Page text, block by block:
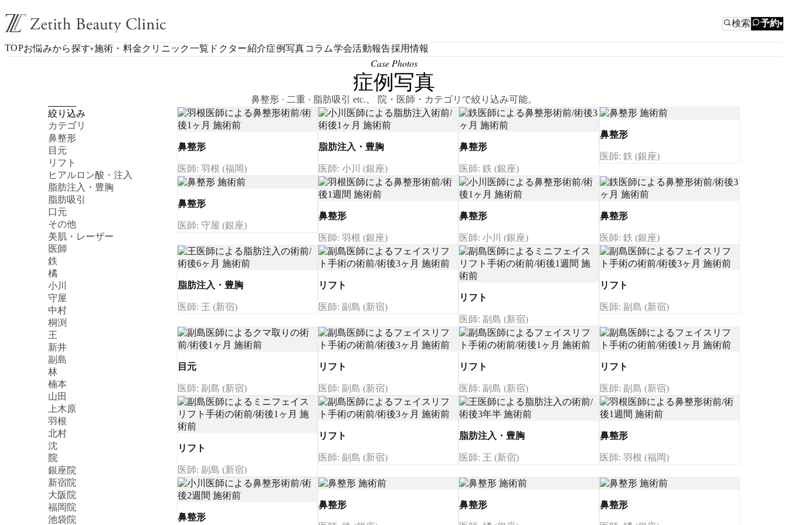
検索 予約▾
TOPお悩みから探す▾施術・料金クリニック一覧 ドクター紹介症例写真コラム学会活動報告採用情報
Case Photos
症例写真
鼻整形 · 二重 · 脂肪吸引 etc.、 院・医師・カテゴリで絞り込み可能。
絞り込み
カテゴリ
鼻整形
目元
リフト
ヒアルロン酸・注入
脂肪注入・豊胸
脂肪吸引
口元
その他
美肌・レーザー
医師
鉄
橘
小川
守屋
中村
桐渕
王
新井
副島
林
楠本
山田
上木原
羽根
北村
沈
院
銀座院
新宿院
大阪院
福岡院
池袋院
鼻整形
医師: 羽根 (福岡)
脂肪注入・豊胸
医師: 小川 (銀座)
鼻整形
医師: 鉄 (銀座)
鼻整形
医師: 鉄 (銀座)
鼻整形
医師: 守屋 (銀座)
鼻整形
医師: 羽根 (銀座)
鼻整形
医師: 小川 (銀座)
鼻整形
医師: 鉄 (銀座)
脂肪注入・豊胸
医師: 王 (新宿)
リフト
医師: 副島 (新宿)
リフト
医師: 副島 (新宿)
リフト
医師: 副島 (新宿)
目元
医師: 副島 (新宿)
リフト
医師: 副島 (新宿)
リフト
医師: 副島 (新宿)
リフト
医師: 副島 (新宿)
リフト
医師: 副島 (新宿)
リフト
医師: 副島 (新宿)
脂肪注入・豊胸
医師: 王 (新宿)
鼻整形
医師: 羽根 (福岡)
鼻整形
鼻整形 鼻整形 鼻整形